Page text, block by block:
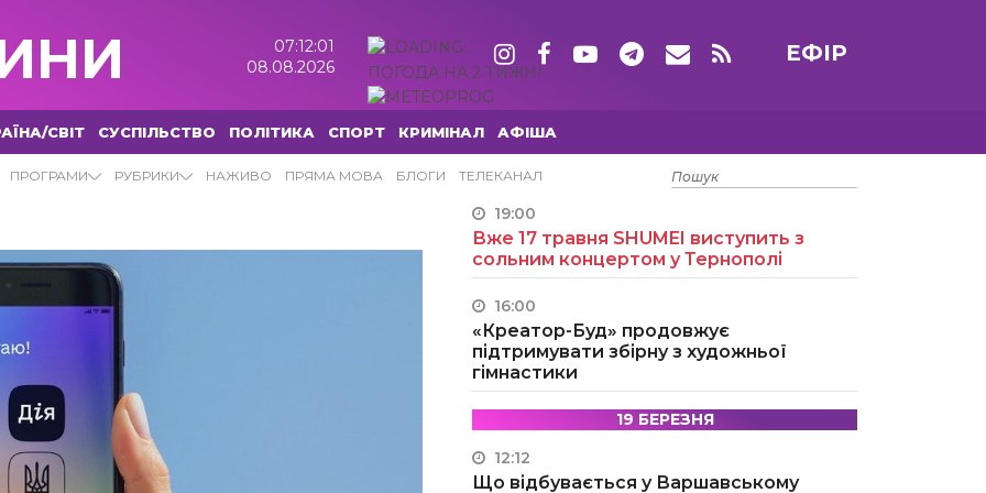
07:12:01
08.08.2026
ПОГОДА НА 2 ТИЖНІ
ЕФІР
СВІТ СУСПІЛЬСТВО ПОЛІТИКА СПОРТ КРИМІНАЛ АФІША
ПРОГРАМИ РУБРИКИ НАЖИВО ПРЯМА МОВА БЛОГИ ТЕЛЕКАНАЛ
15 ТРАВНЯ
19:00
Вже 17 травня SHUMEI виступить з
сольним концертом у Тернополі
16:00
«Креатор-Буд» продовжує
підтримувати збірну з художньої
гімнастики
19 БЕРЕЗНЯ
12:12
Що відбувається у Варшавському